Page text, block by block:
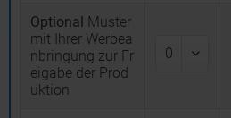
Optional Muster
mit Ihrer Werbea
nbringung zur Fr
eigabe der Prod
uktion